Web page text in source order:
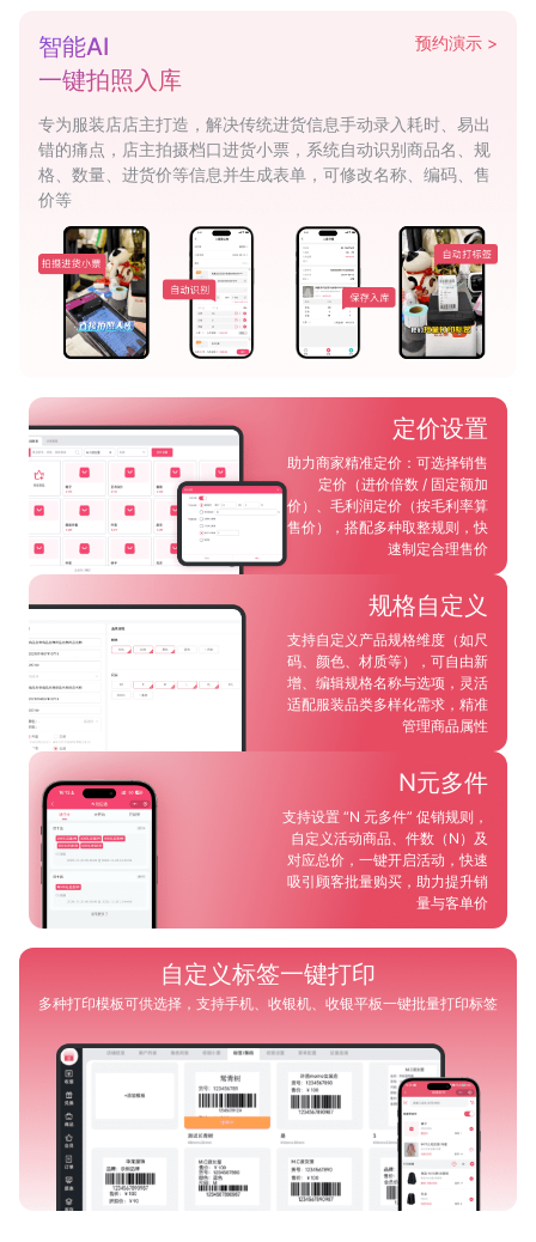
智能AI
一键拍照入库
预约演示 >
专为服装店店主打造，解决传统进货信息手动录入耗时、易出
错的痛点，店主拍摄档口进货小票，系统自动识别商品名、规
格、数量、进货价等信息并生成表单，可修改名称、编码、售
价等
定价设置
助力商家精准定价：可选择销售
定价（进价倍数 / 固定额加
价）、毛利润定价（按毛利率算
售价），搭配多种取整规则，快
速制定合理售价
规格自定义
支持自定义产品规格维度（如尺
码、颜色、材质等），可自由新
增、编辑规格名称与选项，灵活
适配服装品类多样化需求，精准
管理商品属性
N元多件
支持设置 “N 元多件” 促销规则，
自定义活动商品、件数（N）及
对应总价，一键开启活动，快速
吸引顾客批量购买，助力提升销
量与客单价
自定义标签一键打印
多种打印模板可供选择，支持手机、收银机、收银平板一键批量打印标签